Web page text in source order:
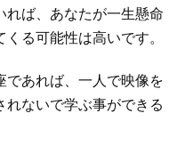
れば、あなたが一生懸命
る可能性は高いです。
であれば、一人で映像を
れないで学ぶ事ができる